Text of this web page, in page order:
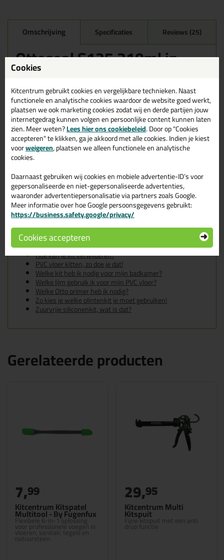
Omschrijving Specificaties Reviews (25)
Ottoseal S125 310ml in
Mat Buxy C8725
Ottoseal S125 310ml in de kleur Mat Buxy C8725 is te gebruiken
voor verschillende toepassingen. Een duurzame en veelzijdige kit
welke makkelijk te verwerken is. Perfect als je een bijpassende
kleur zoekt met gegarandeerd een topresultaat. Bestel de
Ottoseal S125 310ml in kleur Mat Buxy C8725 vandaag nog! Op
voorraad en op werkdagen besteld = morgen in huis.
Wil je meer weten over de toepassing en kenmerken van dit
Tips & tricks voor Ottoseal S125
310ml
In de volgende blogs wordt dit product gebruikt:
De badkamer kitten? Lees hier hoe!
Gietvloer kitten, zo doe je dat!
Hoe kan je een (kunststof) binnenkozijn afkitten?
Hoe kan je kit verwijderen?
PVC vloer kitten, zo doe je dat!
Welke kit heb ik nodig voor mijn badkamer?
Welke lijm gebruik ik voor mijn PVC vloer?
Welke Otto primer heb ik nodig?
Zo kies je welke plintenkit je moet gebruiken!
Zuurvrije siliconenkit, wat is dat?
Gerelateerde producten
Kitcentrum Kitspatel
Multitool - By Fugenfux
Flexibele 6-in-1 oplossing
voor professionele voegen in
vloeren, sanitair, tegels en
natuursteen.
7,99
Kitcentrum Multi
Kitspuit
Fijne kitspuit met een anti
drup functie
29,95
Cookies
Kitcentrum gebruikt cookies en vergelijkbare technieken. Naast
functionele en analytische cookies waardoor de website goed werkt,
plaatsen we ook marketing cookies zodat wij en derde partijen jouw
internetgedrag kunnen volgen en persoonlijke content kunnen laten
zien. Meer weten?Lees hier ons cookiebeleid. Door op "Cookies
accepteren" te klikken, ga je akkoord met alle cookies. Indien je kiest
voorweigeren, plaatsen we alleen functionele en analytische
cookies.
Daarnaast gebruiken wij cookies en mobiele advertentie-ID’s voor
gepersonaliseerde en niet-gepersonaliseerde advertenties,
waaronder advertentiepersonalisatie via partners zoals Google.
Meer informatie over hoe Google persoonsgegevens gebruikt:
https://business.safety.google/privacy/
Cookies accepteren